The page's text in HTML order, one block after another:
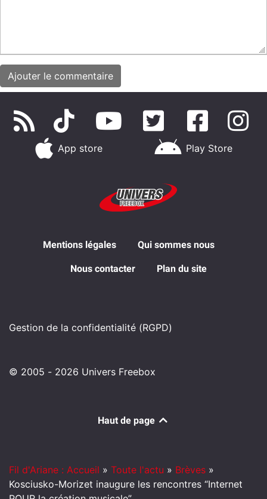
App store Play Store
Mentions légales Qui sommes nous
Nous contacter Plan du site
Gestion de la confidentialité (RGPD)
© 2005 - 2026 Univers Freebox
Haut de page
Fil d'Ariane : Accueil » Toute l'actu » Brèves »
Kosciusko-Morizet inaugure les rencontres “Internet